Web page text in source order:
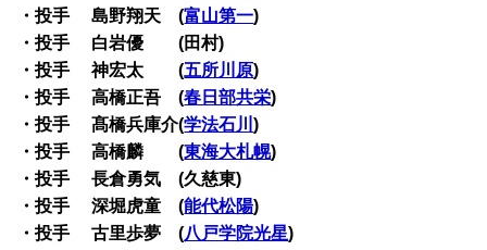
・投手 島野翔天 (富山第一)
・投手 白岩優 (田村)
・投手 神宏太 (五所川原)
・投手 高橋正吾 (春日部共栄)
・投手 髙橋兵庫介(学法石川)
・投手 高橋麟 (東海大札幌)
・投手 長倉勇気 (久慈東)
・投手 深堀虎童 (能代松陽)
・投手 古里歩夢 (八戸学院光星)